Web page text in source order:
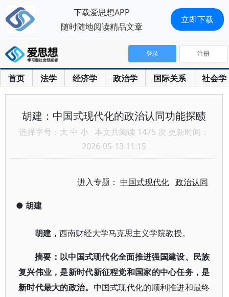
首页 法学 经济学 政治学 国际关系 社会学
登录 注册
胡建：中国式现代化的政治认同功能探赜
选择字号： 大 中 小 本文共阅读 1475 次 更新时间：
2026-05-13 11:15
进入专题：中国式现代化 政治认同
● 胡建
胡建， 西南财经大学马克思主义学院教授。
摘要 ： 以中国式现代化全面推进强国建设、民族
复兴伟业，是新时代新征程党和国家的中心任务，是
新时代最大的政治。 中国式现代化的顺利推进和最终
下载爱思想APP
随时随地阅读精品文章
立即下载